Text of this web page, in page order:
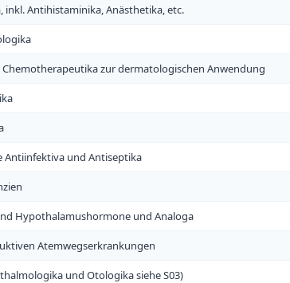
inkl. Antihistaminika, Anästhetika, etc.
zur dermatologischen Anwendung
Antiinfektiva und Antiseptika
Hypothalamushormone und Analoga
Atemwegserkrankungen
und Otologika siehe S03)